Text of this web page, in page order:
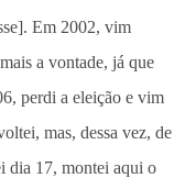
Em 2002, vim
a vontade, já que
perdi a eleição e vim
mas, dessa vez, de
dia 17, montei aqui o